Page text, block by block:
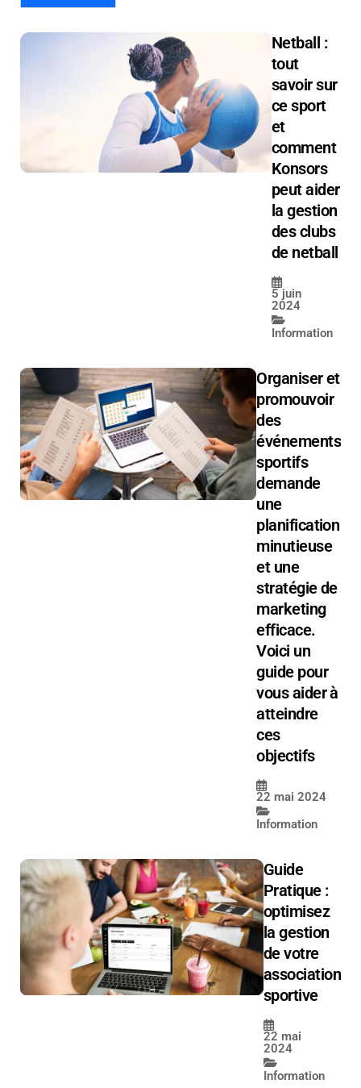
Netball :
tout
savoir sur
ce sport
et
comment
Konsors
peut aider
la gestion
des clubs
de netball
5 juin
2024
Information
Organiser et
promouvoir
des
événements
sportifs
demande
une
planification
minutieuse
et une
stratégie de
marketing
efficace.
Voici un
guide pour
vous aider à
atteindre
ces
objectifs
22 mai 2024
Information
Guide
Pratique :
optimisez
la gestion
de votre
association
sportive
22 mai
2024
Information